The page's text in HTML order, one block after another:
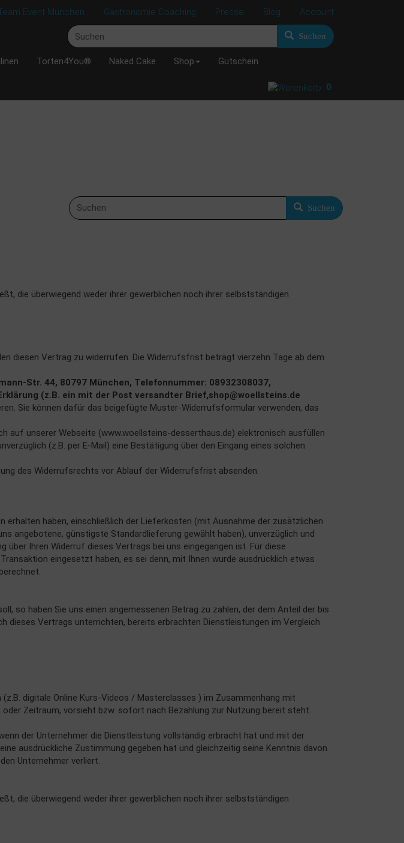
Event München Gastronomie Coaching Presse Blog Account
Suchen
Torten4You® Naked Cake Shop Gutschein
0
Suchen
die überwiegend weder ihrer gewerblichen noch ihrer selbstständigen
diesen Vertrag zu widerrufen. Die Widerrufsfrist beträgt vierzehn Tage ab dem
Str. 44, 80797 München, Telefonnummer: 08932308037,
(z.B. ein mit der Post versandter Brief,shop@woellsteins.de
Sie können dafür das beigefügte Muster-Widerrufsformular verwenden, das
auf unserer Webseite (www.woellsteins-desserthaus.de) elektronisch ausfüllen
(z.B. per E-Mail) eine Bestätigung über den Eingang eines solchen
des Widerrufsrechts vor Ablauf der Widerrufsfrist absenden.
erhalten haben, einschließlich der Lieferkosten (mit Ausnahme der zusätzlichen
angebotene, günstigste Standardlieferung gewählt haben), unverzüglich und
Ihren Widerruf dieses Vertrags bei uns eingegangen ist. Für diese
eingesetzt haben, es sei denn, mit Ihnen wurde ausdrücklich etwas
so haben Sie uns einen angemessenen Betrag zu zahlen, der dem Anteil der bis
dieses Vertrags unterrichten, bereits erbrachten Dienstleistungen im Vergleich
digitale Online Kurs-Videos / Masterclasses ) im Zusammenhang mit
Zeitraum, vorsieht bzw. sofort nach Bezahlung zur Nutzung bereit steht.
der Unternehmer die Dienstleistung vollständig erbracht hat und mit der
ausdrückliche Zustimmung gegeben hat und gleichzeitig seine Kenntnis davon
Unternehmer verliert.
die überwiegend weder ihrer gewerblichen noch ihrer selbstständigen